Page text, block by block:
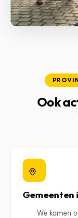
Ook
Gemeenten
We komen